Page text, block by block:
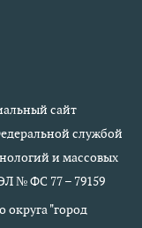
сайт
службой
и массовых
№ ФС 77 – 79159
"город